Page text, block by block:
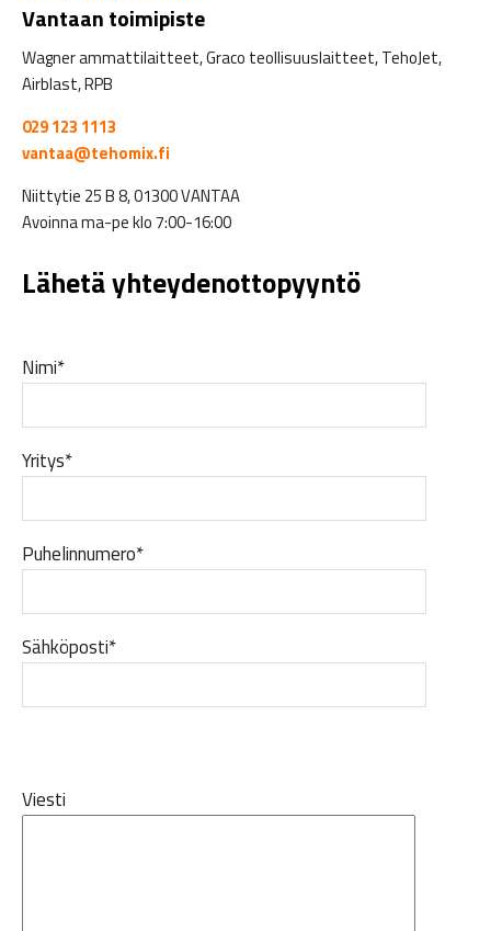
Vantaan toimipiste
Wagner ammattilaitteet, Graco teollisuuslaitteet, TehoJet,
Airblast, RPB
029 123 1113
vantaa@tehomix.fi
Niittytie 25 B 8, 01300 VANTAA
Avoinna ma-pe klo 7:00-16:00
Lähetä yhteydenottopyyntö
Nimi*
Yritys*
Puhelinnumero*
Sähköposti*
Viesti